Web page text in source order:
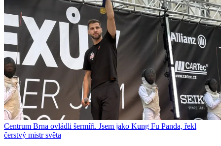
Centrum Brna ovládli šermíři. Jsem jako Kung Fu Panda, řekl
čerstvý mistr světa